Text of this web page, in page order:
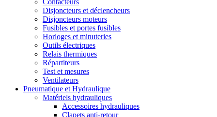
Disjoncteurs et déclencheurs
Disjoncteurs moteurs
Fusibles et portes fusibles
Horloges et minuteries
Outils électriques
Relais thermiques
Répartiteurs
Test et mesures
Ventilateurs
Pneumatique et Hydraulique
Matériels hydrauliques
Accessoires hydrauliques
Clapets anti-retour